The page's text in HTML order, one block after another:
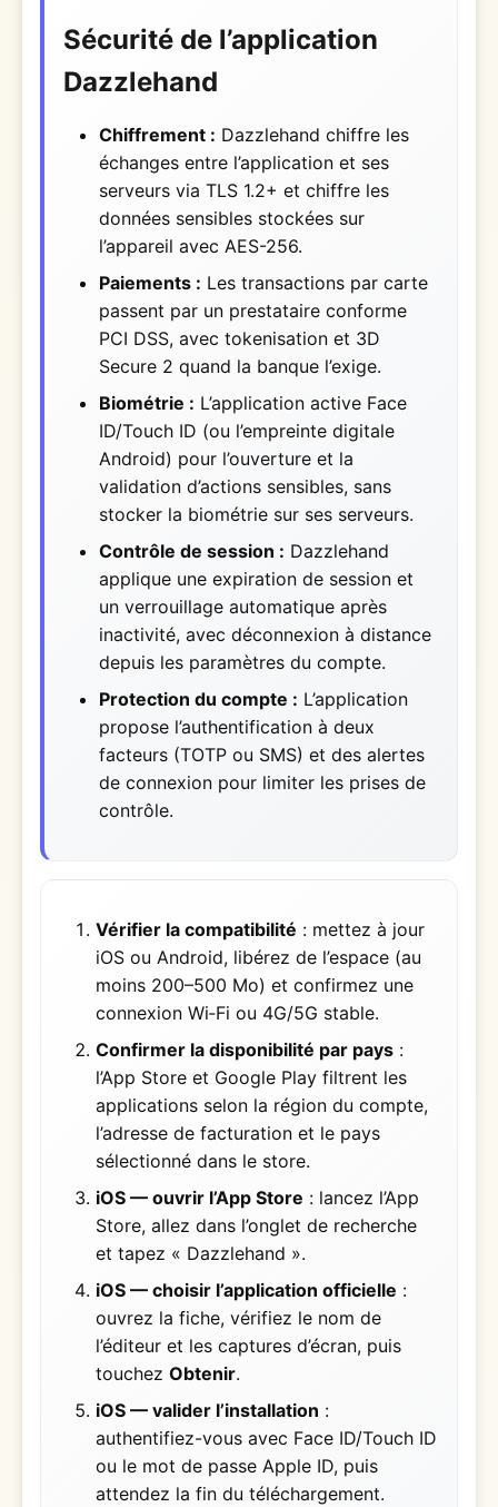
Sécurité de l’application
Dazzlehand
Chiffrement : Dazzlehand chiffre les
échanges entre l’application et ses
serveurs via TLS 1.2+ et chiffre les
données sensibles stockées sur
l’appareil avec AES-256.
Paiements : Les transactions par carte
passent par un prestataire conforme
PCI DSS, avec tokenisation et 3D
Secure 2 quand la banque l’exige.
Biométrie : L’application active Face
ID/Touch ID (ou l’empreinte digitale
Android) pour l’ouverture et la
validation d’actions sensibles, sans
stocker la biométrie sur ses serveurs.
Contrôle de session : Dazzlehand
applique une expiration de session et
un verrouillage automatique après
inactivité, avec déconnexion à distance
depuis les paramètres du compte.
Protection du compte : L’application
propose l’authentification à deux
facteurs (TOTP ou SMS) et des alertes
de connexion pour limiter les prises de
contrôle.
Vérifier la compatibilité : mettez à jour
iOS ou Android, libérez de l’espace (au
moins 200–500 Mo) et confirmez une
connexion Wi‑Fi ou 4G/5G stable.
Confirmer la disponibilité par pays:
l’App Store et Google Play filtrent les
applications selon la région du compte,
l’adresse de facturation et le pays
sélectionné dans le store.
iOS — ouvrir l’App Store : lancez l’App
Store, allez dans l’onglet de recherche
et tapez « Dazzlehand ».
iOS — choisir l’application officielle :
ouvrez la fiche, vérifiez le nom de
l’éditeur et les captures d’écran, puis
touchez Obtenir.
iOS — valider l’installation :
authentifiez-vous avec Face ID/Touch ID
ou le mot de passe Apple ID, puis
attendez la fin du téléchargement.